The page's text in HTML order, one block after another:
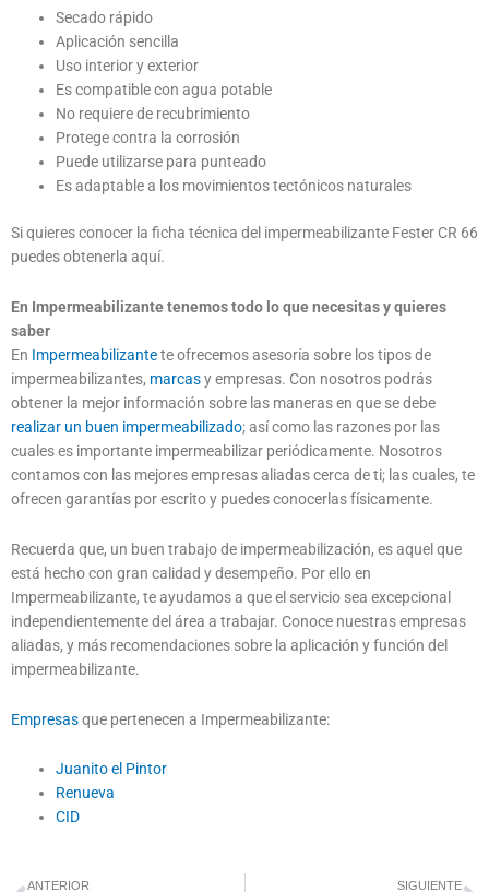
Secado rápido
Aplicación sencilla
Uso interior y exterior
Es compatible con agua potable
No requiere de recubrimiento
Protege contra la corrosión
Puede utilizarse para punteado
Es adaptable a los movimientos tectónicos naturales
Si quieres conocer la ficha técnica del impermeabilizante Fester CR 66
puedes obtenerla aquí.
En Impermeabilizante tenemos todo lo que necesitas y quieres
saber
En Impermeabilizantete ofrecemos asesoría sobre los tipos de
impermeabilizantes, marcasy empresas. Con nosotros podrás
obtener la mejor información sobre las maneras en que se debe
realizar un buen impermeabilizado; así como las razones por las
cuales es importante impermeabilizar periódicamente. Nosotros
contamos con las mejores empresas aliadas cerca de ti; las cuales, te
ofrecen garantías por escrito y puedes conocerlas físicamente.
Recuerda que, un buen trabajo de impermeabilización, es aquel que
está hecho con gran calidad y desempeño. Por ello en
Impermeabilizante, te ayudamos a que el servicio sea excepcional
independientemente del área a trabajar. Conoce nuestras empresas
aliadas, y más recomendaciones sobre la aplicación y función del
impermeabilizante.
Empresasque pertenecen a Impermeabilizante:
Juanito el Pintor
Renueva
CID
ANTERIOR SIGUIENTE